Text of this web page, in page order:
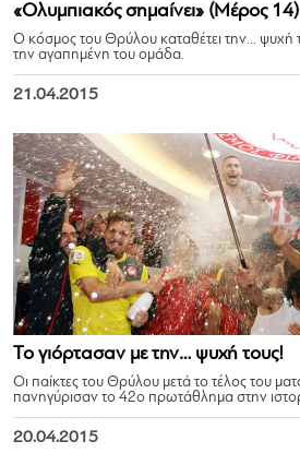
«Ολυμπιακός σημαίνει» (Μέρος 14)
Ο κόσμος του Θρύλου καταθέτει την… ψυχή
την αγαπημένη του ομάδα.
21.04.2015
Το γιόρτασαν με την… ψυχή τους!
Οι παίκτες του Θρύλου μετά το τέλος του
πανηγύρισαν το 42ο πρωτάθλημα στην
20.04.2015